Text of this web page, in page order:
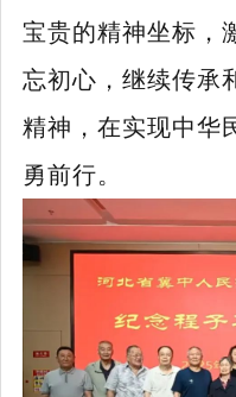
宝贵的精神坐标，
忘初心，继续传承
精神，在实现中华
勇前行。